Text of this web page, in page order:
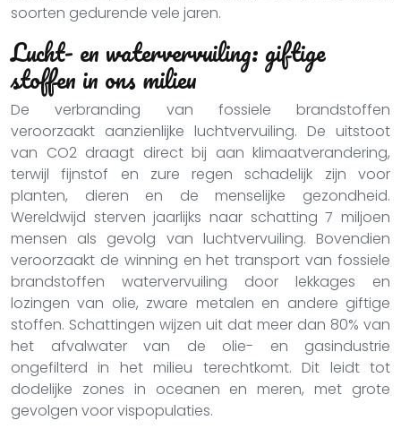
soorten gedurende vele jaren.
Lucht- en watervervuiling: giftige
stoffen in ons milieu
De verbranding van fossiele brandstoffen
veroorzaakt aanzienlijke luchtvervuiling. De uitstoot
van CO2 draagt direct bij aan klimaatverandering,
terwijl fijnstof en zure regen schadelijk zijn voor
planten, dieren en de menselijke gezondheid.
Wereldwijd sterven jaarlijks naar schatting 7 miljoen
mensen als gevolg van luchtvervuiling. Bovendien
veroorzaakt de winning en het transport van fossiele
brandstoffen watervervuiling door lekkages en
lozingen van olie, zware metalen en andere giftige
stoffen. Schattingen wijzen uit dat meer dan 80% van
het afvalwater van de olie- en gasindustrie
ongefilterd in het milieu terechtkomt. Dit leidt tot
dodelijke zones in oceanen en meren, met grote
gevolgen voor vispopulaties.